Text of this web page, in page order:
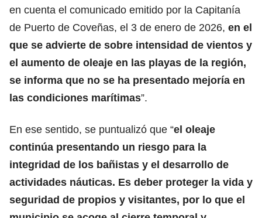
en cuenta el comunicado emitido por la Capitanía
de Puerto de Coveñas, el 3 de enero de 2026, en el
que se advierte de sobre intensidad de vientos y
el aumento de oleaje en las playas de la región,
se informa que no se ha presentado mejoría en
las condiciones marítimas”.
En ese sentido, se puntualizó que “el oleaje
continúa presentando un riesgo para la
integridad de los bañistas y el desarrollo de
actividades náuticas. Es deber proteger la vida y
seguridad de propios y visitantes, por lo que el